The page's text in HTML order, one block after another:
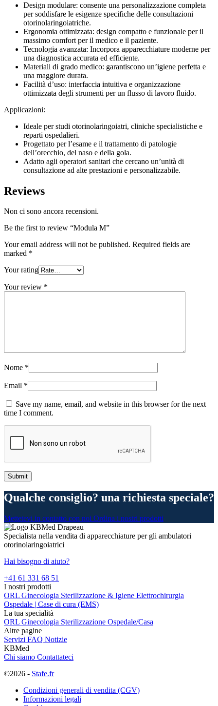
Design modulare: consente una personalizzazione completa
per soddisfare le esigenze specifiche delle consultazioni
otorinolaringoiatriche.
Ergonomia ottimizzata: design compatto e funzionale per il
massimo comfort per il medico e il paziente.
Tecnologia avanzata: Incorpora apparecchiature moderne per
una diagnostica accurata ed efficiente.
Materiali di grado medico: garantiscono un’igiene perfetta e
una maggiore durata.
Facilità d’uso: interfaccia intuitiva e organizzazione
ottimizzata degli strumenti per un flusso di lavoro fluido.
Applicazioni:
Ideale per studi otorinolaringoiatri, cliniche specialistiche e
reparti ospedalieri.
Progettato per l’esame e il trattamento di patologie
dell’orecchio, del naso e della gola.
Adatto agli operatori sanitari che cercano un’unità di
consultazione ad alte prestazioni e personalizzabile.
Reviews
Non ci sono ancora recensioni.
Be the first to review “Modula M”
Your email address will not be published. Required fields are
marked *
Your rating
Your review *
Nome *
Email *
Save my name, email, and website in this browser for the next
time I comment.
Qualche consiglio? una richiesta speciale?
Mettetevi in contatto con noi Ordina i nostri prodotti
Specialista nella vendita di apparecchiature per gli ambulatori
otorinolaringoiatrici
Hai bisogno di aiuto?
+41 61 331 68 51
I nostri prodotti
ORL Ginecologia Sterilizzazione & Igiene Elettrochirurgia
Ospedale | Case di cura (EMS)
La tua specialità
ORL Ginecologia Sterilizzazione Ospedale/Casa
Altre pagine
Servizi FAQ Notizie
KBMed
Chi siamo Contattateci
©2026 - Stafe.fr
Condizioni generali di vendita (CGV)
Informazioni legali